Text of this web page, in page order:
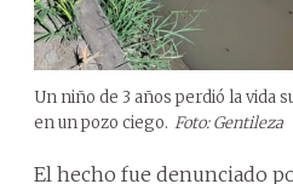
Un niño de 3 años perdió la vida
en un pozo ciego. Foto: Gentileza
El hecho fue denunciado